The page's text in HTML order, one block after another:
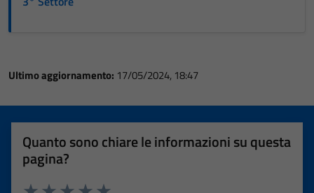
Ultimo aggiornamento: 17/05/2024, 18:47
Quanto sono chiare le informazioni su questa
pagina?